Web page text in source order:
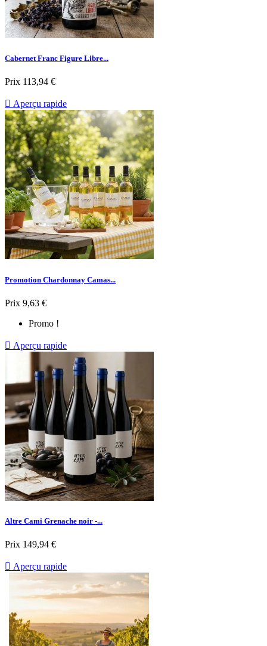
Cabernet Franc Figure Libre...
Prix 113,94 €
 Aperçu rapide
Promotion Chardonnay Camas...
Prix 9,63 €
Promo !
 Aperçu rapide
Altre Cami Grenache noir -...
Prix 149,94 €
 Aperçu rapide